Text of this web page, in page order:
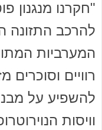
"חקרנו מנגנון
להרכב התזונה
המערביות
להשפיע על
וויסות